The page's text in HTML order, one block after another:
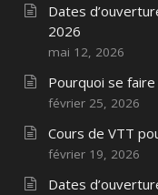
Dates
2026
mai 12, 2026
Pourquoi se
février 25, 2026
Cours de VTT
février 19, 2026
Dates